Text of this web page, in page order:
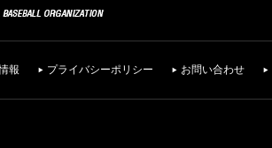
報 プライバシーポリシー お問い合わせ